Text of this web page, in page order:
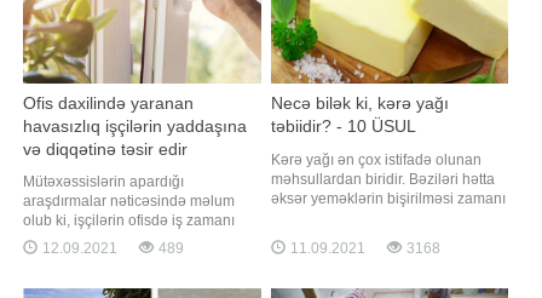
Ofis daxilində yaranan
havasızlıq işçilərin yaddaşına
və diqqətinə təsir edir
Mütəxəssislərin apardığı
araşdırmalar nəticəsində məlum
olub ki, işçilərin ofisdə iş zamanı
yorğunluğunun və halsızlığının əsas
bir vacib səbəbi var. Belə ki, bu
12.09.2021 489
Necə bilək ki, kərə yağı
təbiidir? - 10 ÜSUL
Kərə yağı ən çox istifadə olunan
məhsullardan biridir. Bəziləri hətta
əksər yeməklərin bişirilməsi zamanı
bu qədər çox üstünlük verilən kərə
yağının təbii olub-olmadığını necə
11.09.2021 3168